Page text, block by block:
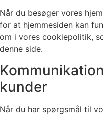
Når du besøger vores
for at hjemmesiden kan
om i vores cookiepolitik,
denne side.
kunder
Når du har spørgsmål til